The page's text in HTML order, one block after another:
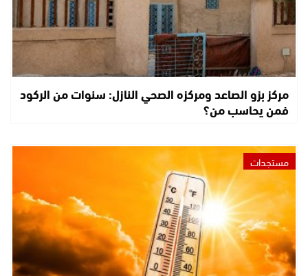
مركز بزو الصاعد ومركزه الصحي النازل: سنوات من الركود
فمن يحاسب من؟
مستجدات